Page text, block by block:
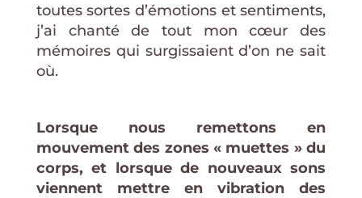
toutes sortes d’émotions et sentiments,
j’ai chanté de tout mon cœur des
mémoires qui surgissaient d’on ne sait
où.
Lorsque nous remettons en
mouvement des zones « muettes » du
corps, et lorsque de nouveaux sons
viennent mettre en vibration des